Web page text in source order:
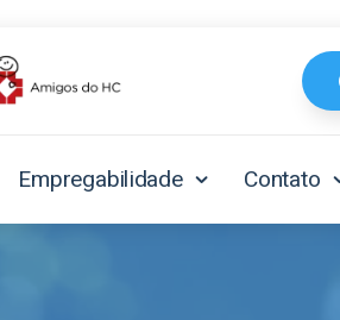
Empregabilidade Contato